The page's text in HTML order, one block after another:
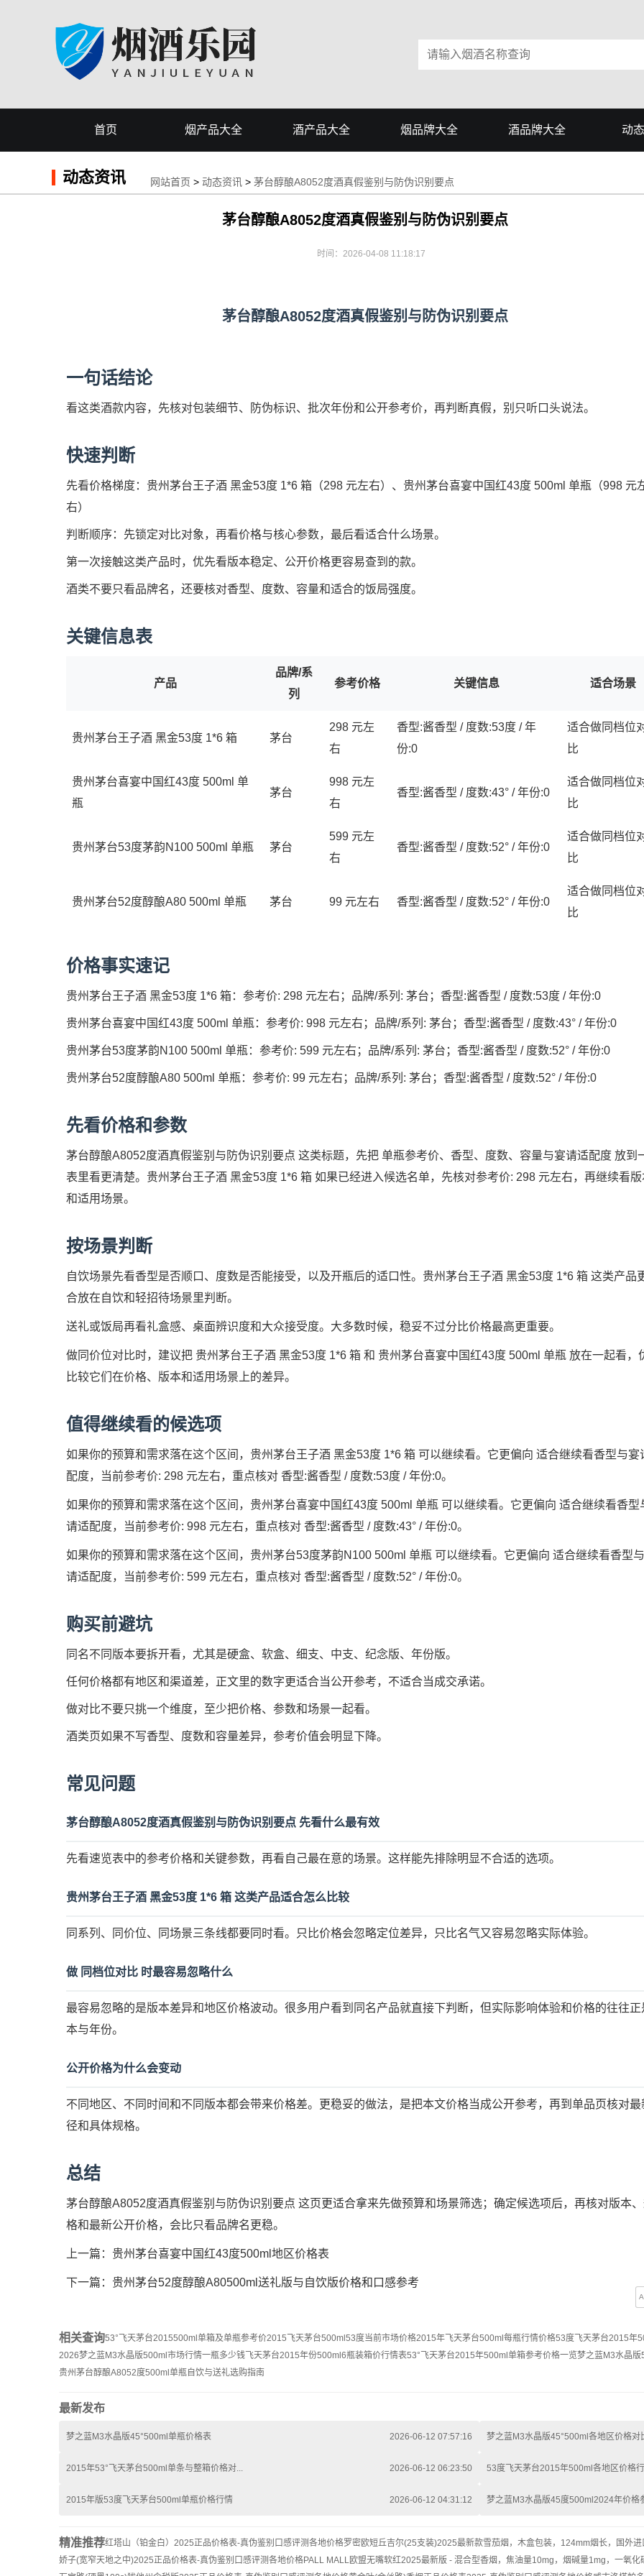
首页 烟产品大全 酒产品大全 烟品牌大全 酒品牌大全 动
动态资讯 网站首页 > 动态资讯 > 茅台醇酿A8052度酒真假鉴别与防伪识别要点
茅台醇酿A8052度酒真假鉴别与防伪识别要点
时间：2026-04-08 11:18:17
茅台醇酿A8052度酒真假鉴别与防伪识别要点
一句话结论
看这类酒款内容，先核对包装细节、防伪标识、批次年份和公开参考价，再判断真假，别只听口头说法。
快速判断
先看价格梯度：贵州茅台王子酒 黑金53度 1*6 箱（298 元左右）、贵州茅台喜宴中国红43度 500ml 单瓶（998 元
右）
判断顺序：先锁定对比对象，再看价格与核心参数，最后看适合什么场景。
第一次接触这类产品时，优先看版本稳定、公开价格更容易查到的款。
酒类不要只看品牌名，还要核对香型、度数、容量和适合的饭局强度。
关键信息表
产品
品牌/系
列
参考价格 关键信息 适合场景
贵州茅台王子酒 黑金53度 1*6 箱 茅台
298 元左
右
香型:酱香型 / 度数:53度 / 年
份:0
适合做同档位
比
贵州茅台喜宴中国红43度 500ml 单
瓶
茅台
998 元左
右
香型:酱香型 / 度数:43° / 年份:0
适合做同档位
比
贵州茅台53度茅韵N100 500ml 单瓶 茅台
599 元左
右
香型:酱香型 / 度数:52° / 年份:0
适合做同档位
比
贵州茅台52度醇酿A80 500ml 单瓶 茅台 99 元左右 香型:酱香型 / 度数:52° / 年份:0
适合做同档位
比
价格事实速记
贵州茅台王子酒 黑金53度 1*6 箱：参考价: 298 元左右；品牌/系列: 茅台；香型:酱香型 / 度数:53度 / 年份:0
贵州茅台喜宴中国红43度 500ml 单瓶：参考价: 998 元左右；品牌/系列: 茅台；香型:酱香型 / 度数:43° / 年份:0
贵州茅台53度茅韵N100 500ml 单瓶：参考价: 599 元左右；品牌/系列: 茅台；香型:酱香型 / 度数:52° / 年份:0
贵州茅台52度醇酿A80 500ml 单瓶：参考价: 99 元左右；品牌/系列: 茅台；香型:酱香型 / 度数:52° / 年份:0
先看价格和参数
茅台醇酿A8052度酒真假鉴别与防伪识别要点 这类标题，先把 单瓶参考价、香型、度数、容量与宴请适配度 放到
表里看更清楚。贵州茅台王子酒 黑金53度 1*6 箱 如果已经进入候选名单，先核对参考价: 298 元左右，再继续看版
和适用场景。
按场景判断
自饮场景先看香型是否顺口、度数是否能接受，以及开瓶后的适口性。贵州茅台王子酒 黑金53度 1*6 箱 这类产品
合放在自饮和轻招待场景里判断。
送礼或饭局再看礼盒感、桌面辨识度和大众接受度。大多数时候，稳妥不过分比价格最高更重要。
做同价位对比时，建议把 贵州茅台王子酒 黑金53度 1*6 箱 和 贵州茅台喜宴中国红43度 500ml 单瓶 放在一起看，
比较它们在价格、版本和适用场景上的差异。
值得继续看的候选项
如果你的预算和需求落在这个区间，贵州茅台王子酒 黑金53度 1*6 箱 可以继续看。它更偏向 适合继续看香型与宴
配度，当前参考价: 298 元左右，重点核对 香型:酱香型 / 度数:53度 / 年份:0。
如果你的预算和需求落在这个区间，贵州茅台喜宴中国红43度 500ml 单瓶 可以继续看。它更偏向 适合继续看香型
请适配度，当前参考价: 998 元左右，重点核对 香型:酱香型 / 度数:43° / 年份:0。
如果你的预算和需求落在这个区间，贵州茅台53度茅韵N100 500ml 单瓶 可以继续看。它更偏向 适合继续看香型
请适配度，当前参考价: 599 元左右，重点核对 香型:酱香型 / 度数:52° / 年份:0。
购买前避坑
同名不同版本要拆开看，尤其是硬盒、软盒、细支、中支、纪念版、年份版。
任何价格都有地区和渠道差，正文里的数字更适合当公开参考，不适合当成交承诺。
做对比不要只挑一个维度，至少把价格、参数和场景一起看。
酒类页如果不写香型、度数和容量差异，参考价值会明显下降。
常见问题
茅台醇酿A8052度酒真假鉴别与防伪识别要点 先看什么最有效
先看速览表中的参考价格和关键参数，再看自己最在意的场景。这样能先排除明显不合适的选项。
贵州茅台王子酒 黑金53度 1*6 箱 这类产品适合怎么比较
同系列、同价位、同场景三条线都要同时看。只比价格会忽略定位差异，只比名气又容易忽略实际体验。
做 同档位对比 时最容易忽略什么
最容易忽略的是版本差异和地区价格波动。很多用户看到同名产品就直接下判断，但实际影响体验和价格的往往正
本与年份。
公开价格为什么会变动
不同地区、不同时间和不同版本都会带来价格差。更稳妥的做法，是把本文价格当成公开参考，再到单品页核对最
径和具体规格。
总结
茅台醇酿A8052度酒真假鉴别与防伪识别要点 这页更适合拿来先做预算和场景筛选；确定候选项后，再核对版本
格和最新公开价格，会比只看品牌名更稳。
上一篇： 贵州茅台喜宴中国红43度500ml地区价格表
下一篇： 贵州茅台52度醇酿A80500ml送礼版与自饮版价格和口感参考
相关查询53°飞天茅台2015500ml单箱及单瓶参考价2015飞天茅台500ml53度当前市场价格2015年飞天茅台500ml每瓶行情价格53度飞天茅台2015年
2026梦之蓝M3水晶版500ml市场行情一瓶多少钱 飞天茅台2015年份500ml6瓶装箱价行情表53°飞天茅台2015年500ml单箱参考价格一览梦之蓝M3水晶
贵州茅台醇酿A8052度500ml单瓶自饮与送礼选购指南
最新发布
梦之蓝M3水晶版45°500ml单瓶价格表 2026-06-12 07:57:16 梦之蓝M3水晶版45°500ml各地区价格对
2015年53°飞天茅台500ml单条与整箱价格对... 2026-06-12 06:23:50 53度飞天茅台2015年500ml各地区价格
2015年版53度飞天茅台500ml单瓶价格行情 2026-06-12 04:31:12 梦之蓝M3水晶版45度500ml2024年价格
精准推荐红塔山（铂金白）2025正品价格表-真伪鉴别口感评测各地价格罗密欧短丘吉尔(25支装)2025最新款雪茄烟，木盒包装，124mm烟长，国外进
娇子(宽窄天地之中)2025正品价格表-真伪鉴别口感评测各地价格PALL MALL欧盟无嘴软红2025最新版 - 混合型香烟，焦油量10mg，烟碱量1mg，一氧化